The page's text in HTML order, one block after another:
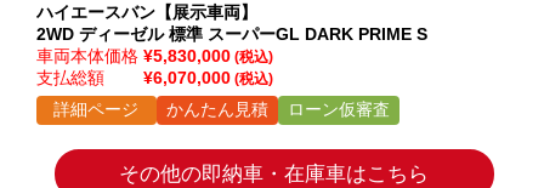
ハイエースバン【展示車両】
2WD ディーゼル 標準 スーパーGL DARK PRIME S
車両本体価格 ¥5,830,000 (税込)
支払総額 ¥6,070,000 (税込)
詳細ページ かんたん見積 ローン仮審査
その他の即納車・在庫車はこちら